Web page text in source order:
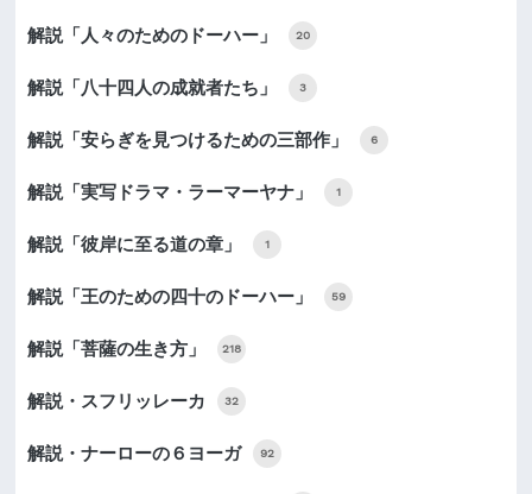
解説「人々のためのドーハー」 20
解説「八十四人の成就者たち」 3
解説「安らぎを見つけるための三部作」 6
解説「実写ドラマ・ラーマーヤナ」 1
解説「彼岸に至る道の章」 1
解説「王のための四十のドーハー」 59
解説「菩薩の生き方」 218
解説・スフリッレーカ 32
解説・ナーローの６ヨーガ 92